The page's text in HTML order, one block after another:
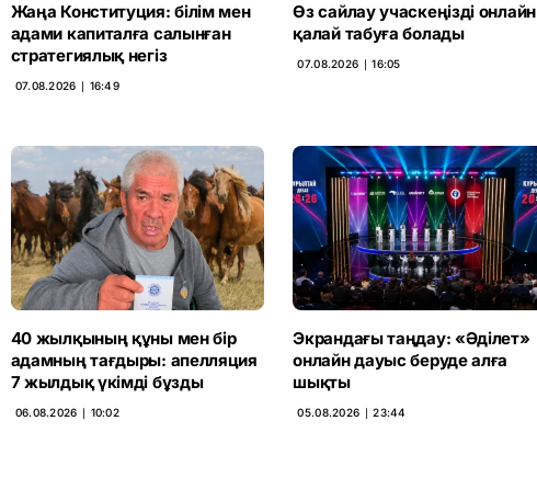
Жаңа Конституция: білім мен
адами капиталға салынған
стратегиялық негіз
07.08.2026 ∣ 16:49
Өз сайлау учаскеңізді онлайн
қалай табуға болады
07.08.2026 ∣ 16:05
40 жылқының құны мен бір
адамның тағдыры: апелляция
7 жылдық үкімді бұзды
06.08.2026 ∣ 10:02
Экрандағы таңдау: «Әділет»
онлайн дауыс беруде алға
шықты
05.08.2026 ∣ 23:44